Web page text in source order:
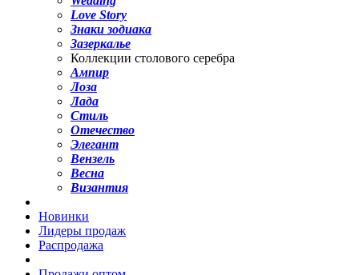
Love Story
Знаки зодиака
Зазеркалье
Коллекции столового серебра
Ампир
Лоза
Лада
Стиль
Отечество
Элегант
Вензель
Весна
Византия
Новинки
Лидеры продаж
Распродажа